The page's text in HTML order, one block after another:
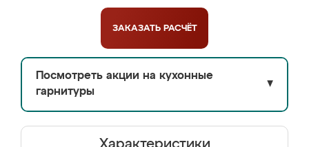
ЗАКАЗАТЬ РАСЧЁТ
Посмотреть акции на кухонные
гарнитуры
▼
Характеристики